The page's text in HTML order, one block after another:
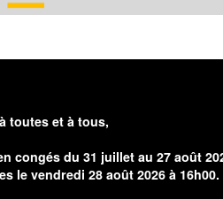
toutes et à tous,
congés du 31 juillet au 27 août
le vendredi 28 août 2026 à 16h00.